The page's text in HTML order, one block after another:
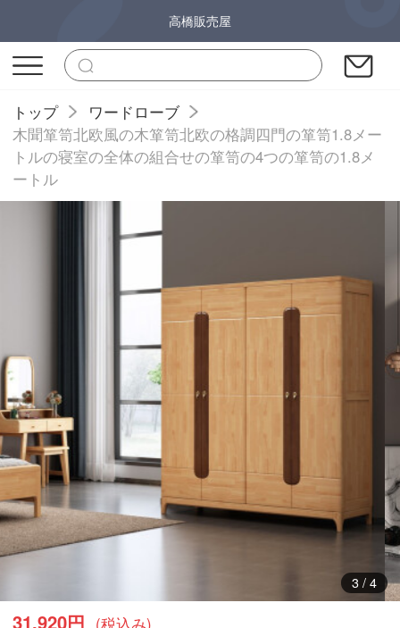
高橋販売屋
トップ
ワードローブ
木聞箪笥北欧風の木箪笥北欧の格調四門の箪笥1.8メー
トルの寝室の全体の組合せの箪笥の4つの箪笥の1.8メ
ートル
3/ 4
31,920円 (税込み)